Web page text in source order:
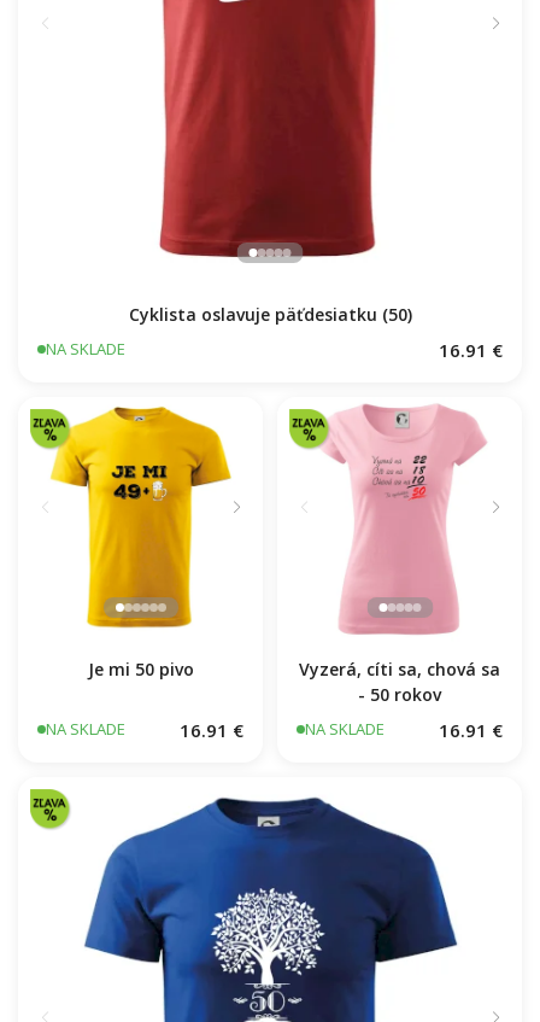
Cyklista oslavuje päťdesiatku (50)
NA SKLADE 16.91 €
Je mi 50 pivo
NA SKLADE 16.91 €
Vyzerá, cíti sa, chová sa
- 50 rokov
NA SKLADE 16.91 €